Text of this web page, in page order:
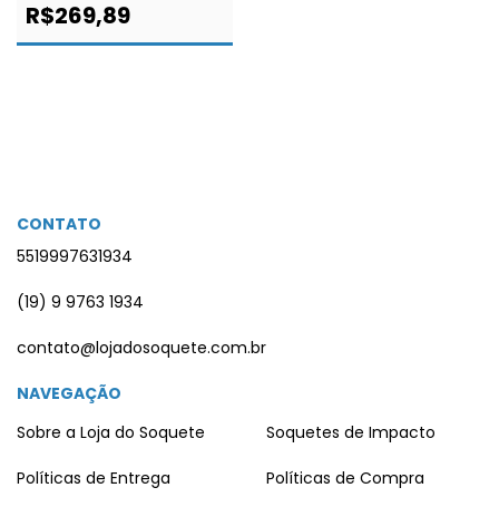
R$269,89
NAVEGAÇÃO
Sobre a Loja do Soquete
Soquetes de Impacto
Políticas de Entrega Políticas de Compra
CONTATO
5519997631934
(19) 9 9763 1934
contato@lojadosoquete.com.br